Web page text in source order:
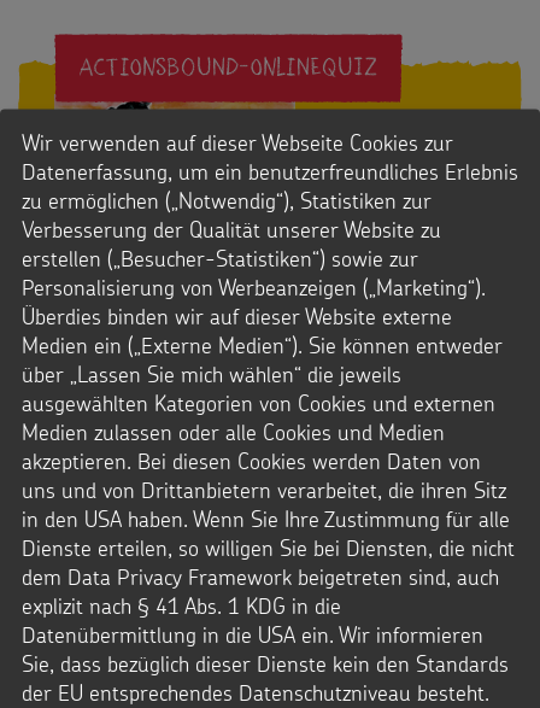
ACTIONSBOUND-ONLINEQUIZ
Spiel dich schlau
Im Bound zum Thema „Erhebt eure Stimme!
Sternsingen für Kinderrechte“ lernt ihr eure
Kinderrechte kennen und erfahrt anschließend mehr
über den Alltag von vier Kindern in unseren
Projekten in Kenia und Kolumbien. Außerdem haben
wir einen einen ActionBound zu den Themen
Kinderarbeit und Kinderrechte.
Wir verwenden auf dieser Webseite Cookies zur
Datenerfassung, um ein benutzerfreundliches Erlebnis
zu ermöglichen („Notwendig“), Statistiken zur
Verbesserung der Qualität unserer Website zu
erstellen („Besucher-Statistiken“) sowie zur
Personalisierung von Werbeanzeigen („Marketing“).
Überdies binden wir auf dieser Website externe
Medien ein („Externe Medien“). Sie können entweder
über „Lassen Sie mich wählen“ die jeweils
ausgewählten Kategorien von Cookies und externen
Medien zulassen oder alle Cookies und Medien
akzeptieren. Bei diesen Cookies werden Daten von
uns und von Drittanbietern verarbeitet, die ihren Sitz
in den USA haben. Wenn Sie Ihre Zustimmung für alle
Dienste erteilen, so willigen Sie bei Diensten, die nicht
dem Data Privacy Framework beigetreten sind, auch
explizit nach § 41 Abs. 1 KDG in die
Datenübermittlung in die USA ein. Wir informieren
Sie, dass bezüglich dieser Dienste kein den Standards
der EU entsprechendes Datenschutzniveau besteht.